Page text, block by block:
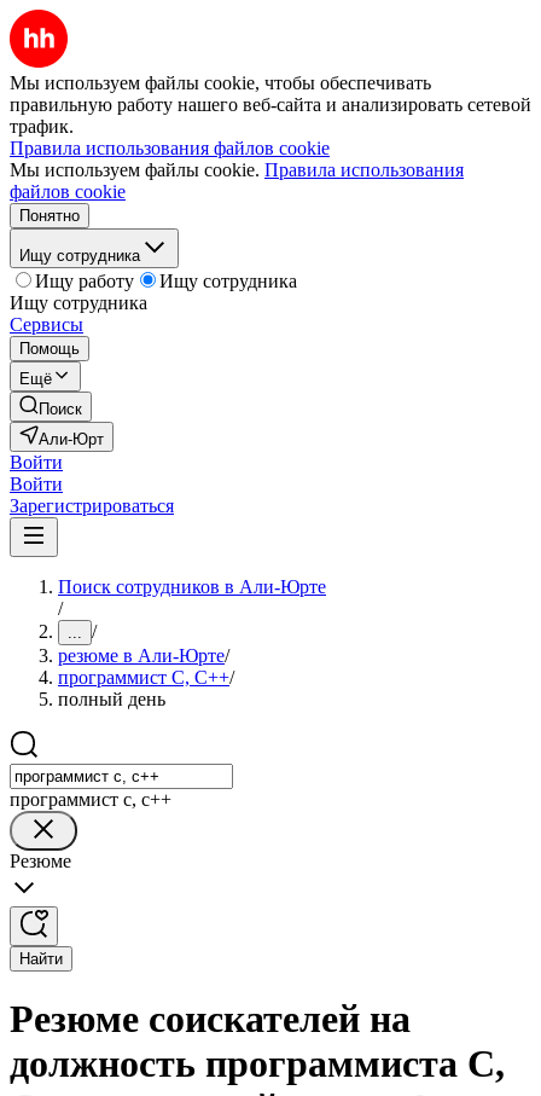
Мы используем файлы cookie, чтобы обеспечивать
правильную работу нашего веб-сайта и анализировать сетевой
трафик.
Правила использования файлов cookie
Мы используем файлы cookie. Правила использования
файлов cookie
Понятно
Ищу сотрудника
Ищу работу
Ищу сотрудника
Ищу сотрудника
Сервисы
Помощь
Ещё
Поиск
Али-Юрт
Войти
Войти
Зарегистрироваться
Поиск сотрудников в Али-Юрте
/
... /
резюме в Али-Юрте/
программист C, C++/
полный день
программист c, c++
Резюме
Найти
Резюме соискателей на
должность программиста C,